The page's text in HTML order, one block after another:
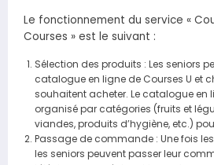
Le fonctionnement du service «
Courses » est le suivant :
Sélection des produits : Les seniors
catalogue en ligne de Courses U et
souhaitent acheter. Le catalogue en
organisé par catégories (fruits et
viandes, produits d’hygiène, etc.)
Passage de commande : Une fois
les seniors peuvent passer leur